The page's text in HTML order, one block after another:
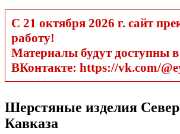
С 21 октября 2026 г. сайт
работу!
Материалы будут доступны
ВКонтакте: https://vk.com/
Шерстяные изделия
Кавказа